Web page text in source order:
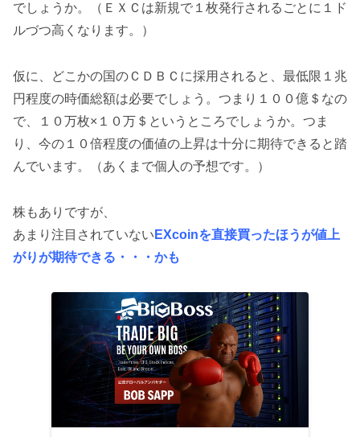
でしょうか。（ＥＸＣは新規で１枚発行されるごとに１ド
ルづつ高くなります。）
仮に、どこかの国のＣＤＢＣに採用されると、最低限１兆
円程度の時価総額は必要でしょう。つまり１００億＄なの
で、１０万枚×１０万＄というところでしょうか。つま
り、今の１０倍程度の価値の上昇は十分に期待できると踏
んでいます。（あくまで個人の予想です。）
株もありですが、
あまり注目されていない EXcoinを直接買ったほうが値上
がりが期待できる・・・かも